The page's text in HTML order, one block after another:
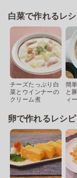
白菜で作れるレ
チーズたっぷり白
菜とウインナーの
クリーム煮
簡
と
ィ
卵で作れるレシピ